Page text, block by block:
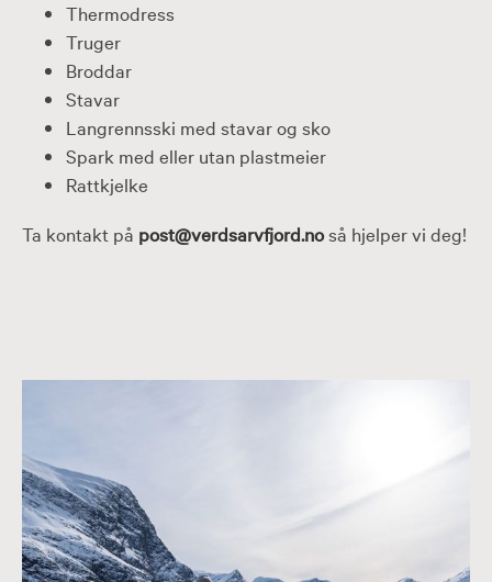
Thermodress
Truger
Broddar
Stavar
Langrennsski med stavar og sko
Spark med eller utan plastmeier
Rattkjelke
Ta kontakt på post@verdsarvfjord.noså hjelper vi deg!